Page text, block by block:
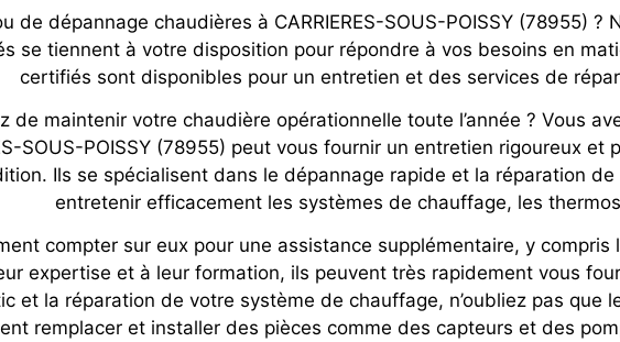
de dépannage chaudières à CARRIERES-SOUS-POISSY (78955)
se tiennent à votre disposition pour répondre à vos besoins en
certifiés sont disponibles pour un entretien et des services de
de maintenir votre chaudière opérationnelle toute l’année ? Vous
SOUS-POISSY (78955) peut vous fournir un entretien rigoureux
Ils se spécialisent dans le dépannage rapide et la réparation
entretenir efficacement les systèmes de chauffage, les
compter sur eux pour une assistance supplémentaire, y
expertise et à leur formation, ils peuvent très rapidement vous
et la réparation de votre système de chauffage, n’oubliez pas que
remplacer et installer des pièces comme des capteurs et des